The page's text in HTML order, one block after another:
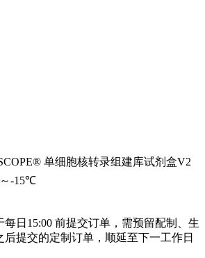
单细胞核转录组建库试剂盒V2
-15℃
每日15:00 前提交订单，需预留配制、生
后提交的定制订单，顺延至下一工作日